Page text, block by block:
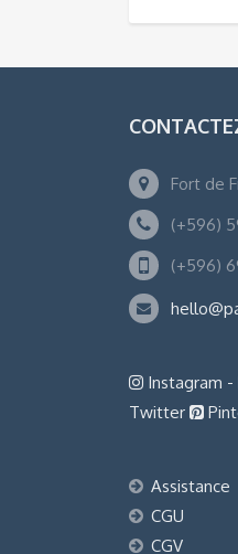
Fort de
(+596)
(+596)
Instagram -
Twitter
Assistance
CGU
CGV